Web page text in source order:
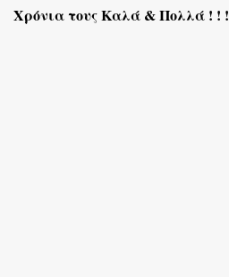
Χρόνια τους Καλά & Πολλά ! ! !